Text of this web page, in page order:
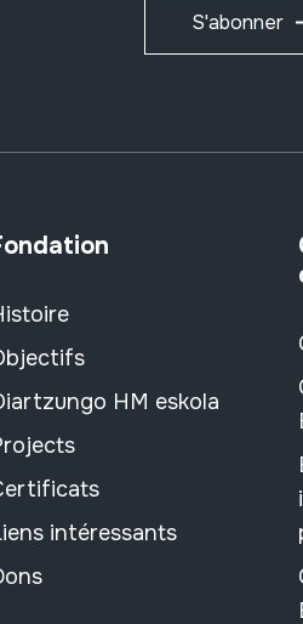
S'abonner
HM eskola
intéressants